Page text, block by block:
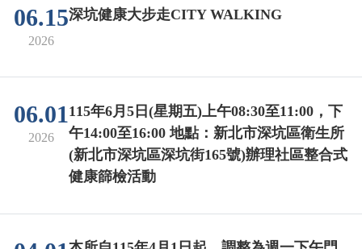
06.15
2026
深坑健康大步走CITY WALKING
06.01
2026
115年6月5日(星期五)上午08:30至11:00，下
午14:00至16:00 地點：新北市深坑區衛生所
(新北市深坑區深坑街165號)辦理社區整合式
健康篩檢活動